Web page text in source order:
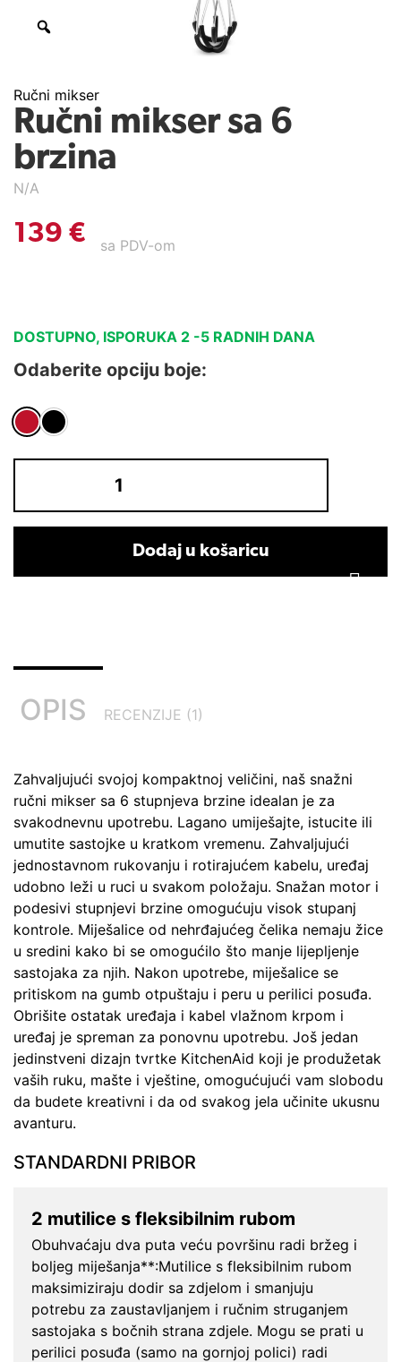
Ručni mikser
Ručni mikser sa 6
brzina
N/A
139 € sa PDV-om
DOSTUPNO, ISPORUKA 2 -5 RADNIH DANA
Odaberite opciju boje:
Dodaj u košaricu
OPIS RECENZIJE (1)
Zahvaljujući svojoj kompaktnoj veličini, naš snažni
ručni mikser sa 6 stupnjeva brzine idealan je za
svakodnevnu upotrebu. Lagano umiješajte, istucite ili
umutite sastojke u kratkom vremenu. Zahvaljujući
jednostavnom rukovanju i rotirajućem kabelu, uređaj
udobno leži u ruci u svakom položaju. Snažan motor i
podesivi stupnjevi brzine omogućuju visok stupanj
kontrole. Miješalice od nehrđajućeg čelika nemaju žice
u sredini kako bi se omogućilo što manje lijepljenje
sastojaka za njih. Nakon upotrebe, miješalice se
pritiskom na gumb otpuštaju i peru u perilici posuđa.
Obrišite ostatak uređaja i kabel vlažnom krpom i
uređaj je spreman za ponovnu upotrebu. Još jedan
jedinstveni dizajn tvrtke KitchenAid koji je produžetak
vaših ruku, mašte i vještine, omogućujući vam slobodu
da budete kreativni i da od svakog jela učinite ukusnu
avanturu.
STANDARDNI PRIBOR
2 mutilice s fleksibilnim rubom
Obuhvaćaju dva puta veću površinu radi bržeg i
boljeg miješanja**:Mutilice s fleksibilnim rubom
maksimiziraju dodir sa zdjelom i smanjuju
potrebu za zaustavljanjem i ručnim struganjem
sastojaka s bočnih strana zdjele. Mogu se prati u
perilici posuđa (samo na gornjoj polici) radi